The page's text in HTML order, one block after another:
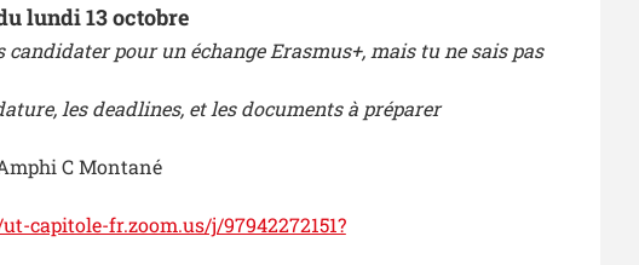
lundi 13 octobre
pour un échange Erasmus+, mais tu ne sais pas
les deadlines, et les documents à préparer
C Montané
capitole-fr.zoom.us/j/97942272151?